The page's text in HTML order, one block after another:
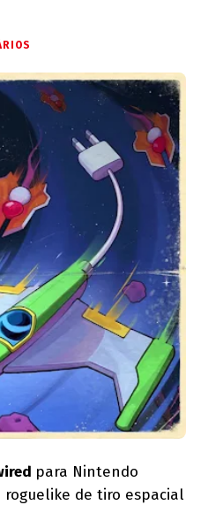
para Nintendo
de tiro espacial